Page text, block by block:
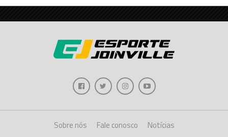
Sobre nós Fale conosco Notícias